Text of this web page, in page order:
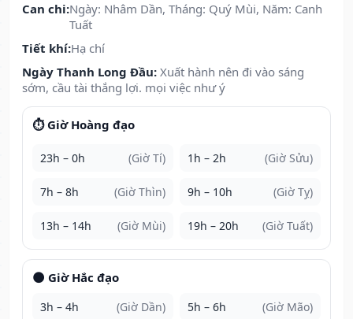
Can chi:Ngày: Nhâm Dần, Tháng: Quý Mùi, Năm: Canh
Tuất
Tiết khí:Hạ chí
Ngày Thanh Long Đầu: Xuất hành nên đi vào sáng
sớm, cầu tài thắng lợi. mọi việc như ý
⏱️ Giờ Hoàng đạo
23h – 0h (Giờ Tí) 1h – 2h (Giờ Sửu)
7h – 8h (Giờ Thìn) 9h – 10h (Giờ Tỵ)
13h – 14h (Giờ Mùi) 19h – 20h (Giờ Tuất)
🌑 Giờ Hắc đạo
3h – 4h (Giờ Dần) 5h – 6h (Giờ Mão)